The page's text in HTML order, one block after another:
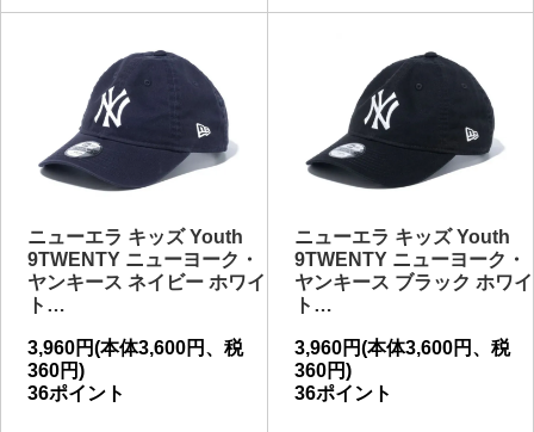
ニューエラ キッズ Youth
9TWENTY ニューヨーク・
ヤンキース ネイビー ホワイ
ト…
3,960円(本体3,600円、税
360円)
36ポイント
ニューエラ キッズ Youth
9TWENTY ニューヨーク・
ヤンキース ブラック ホワイ
ト…
3,960円(本体3,600円、税
360円)
36ポイント